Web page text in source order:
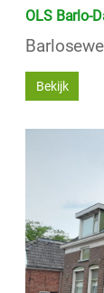
OLS Barlo-
Bekijk